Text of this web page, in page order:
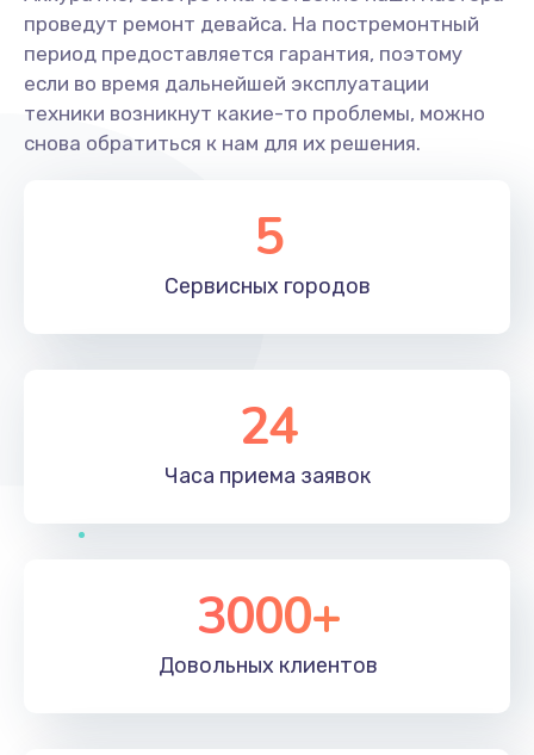
проведут ремонт девайса. На постремонтный
период предоставляется гарантия, поэтому
если во время дальнейшей эксплуатации
техники возникнут какие-то проблемы, можно
снова обратиться к нам для их решения.
5
Сервисных городов
24
Часа приема заявок
3000+
Довольных клиентов